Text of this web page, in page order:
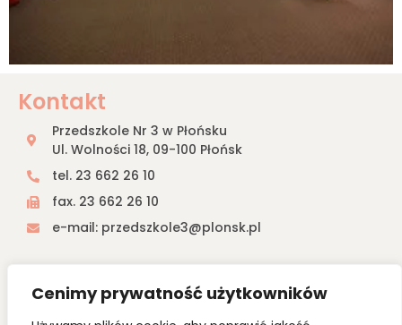
Cenimy prywatność użytkowników
Kontakt
Przedszkole Nr 3 w Płońsku
Ul. Wolności 18, 09-100 Płońsk
tel. 23 662 26 10
fax. 23 662 26 10
e-mail: przedszkole3@plonsk.pl
Przedszkole nr 3 w Płońsku jest właśnie takim miejscem, w